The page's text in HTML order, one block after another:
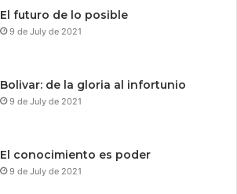
El futuro de lo posible
9 de July de 2021
Bolivar: de la gloria al infortunio
9 de July de 2021
El conocimiento es poder
9 de July de 2021